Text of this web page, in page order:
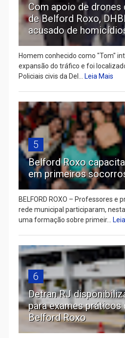
Com apoio de drones
de Belford Roxo,
acusado de
Homem conhecido como "Tom"
expansão do tráfico e foi
Policiais civis da Del...
Leia Mais
5
Belford Roxo
em primeiros
BELFORD ROXO – Professores e
rede municipal participaram,
uma formação sobre primeir...
6
Detran RJ
para exames práticos
Belford Roxo